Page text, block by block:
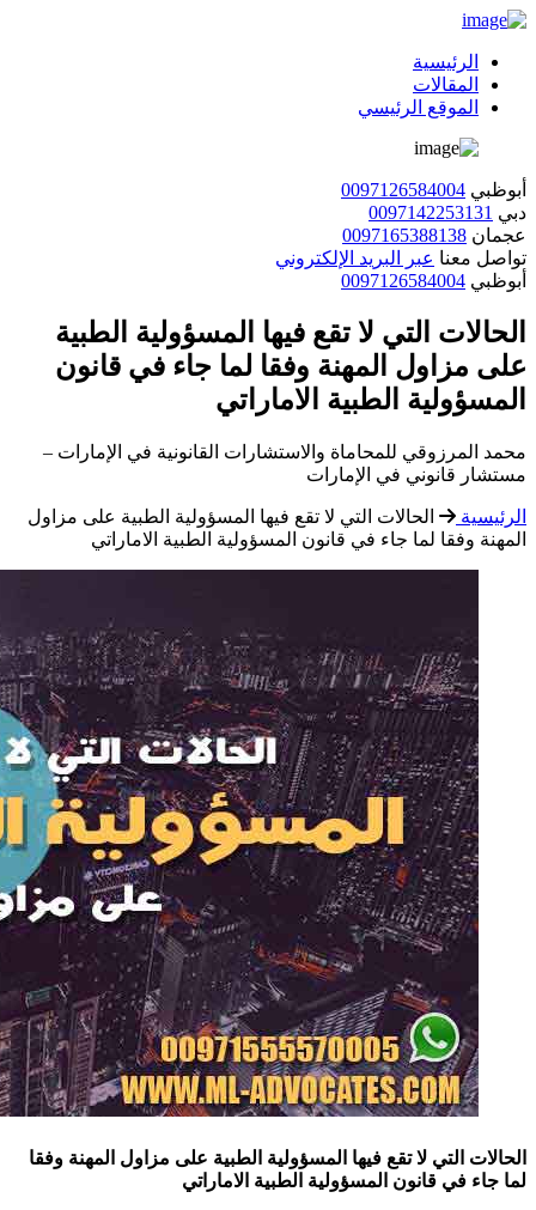
الرئيسية
المقالات
الموقع الرئيسي
أبوظبي 0097126584004
دبي 0097142253131
عجمان 0097165388138
تواصل معنا عبر البريد الإلكتروني
أبوظبي 0097126584004
الحالات التي لا تقع فيها المسؤولية الطبية
على مزاول المهنة وفقا لما جاء في قانون
المسؤولية الطبية الاماراتي
محمد المرزوقي للمحاماة والاستشارات القانونية في الإمارات –
مستشار قانوني في الإمارات
الرئيسية
الحالات التي لا تقع فيها المسؤولية الطبية على مزاول
المهنة وفقا لما جاء في قانون المسؤولية الطبية الاماراتي
الحالات التي لا تقع فيها المسؤولية الطبية على مزاول المهنة وفقا
لما جاء في قانون المسؤولية الطبية الاماراتي